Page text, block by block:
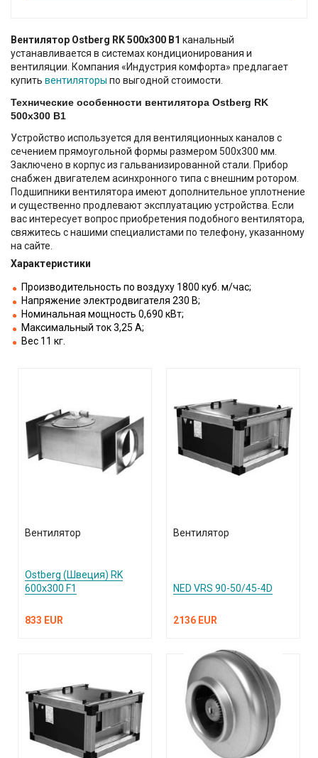
Вентилятор Ostberg RK 500х300 В1 канальный
устанавливается в системах кондиционирования и
вентиляции. Компания «Индустрия комфорта» предлагает
купить вентиляторы по выгодной стоимости.
Технические особенности вентилятора Ostberg RK
500х300 В1
Устройство используется для вентиляционных каналов с
сечением прямоугольной формы размером 500х300 мм.
Заключено в корпус из гальванизированной стали. Прибор
снабжен двигателем асинхронного типа с внешним ротором.
Подшипники вентилятора имеют дополнительное уплотнение
и существенно продлевают эксплуатацию устройства. Если
вас интересует вопрос приобретения подобного вентилятора,
свяжитесь с нашими специалистами по телефону, указанному
на сайте.
Характеристики
Производительность по воздуху 1800 куб. м/час;
Напряжение электродвигателя 230 В;
Номинальная мощность 0,690 кВт;
Максимальный ток 3,25 А;
Вес 11 кг.
Вентилятор
Ostberg (Швеция) RK
600х300 F1
833 EUR
Вентилятор
NED VRS 90-50/45-4D
2136 EUR